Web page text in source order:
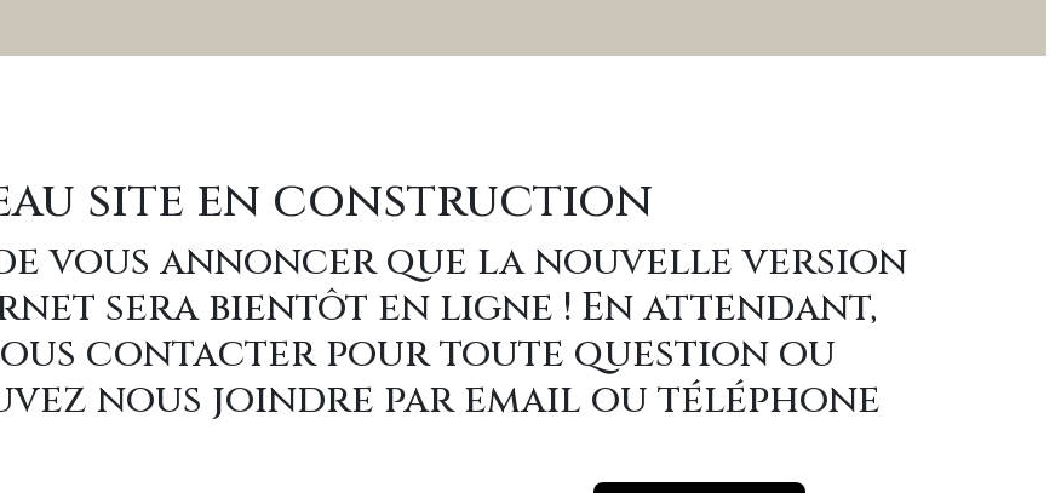
site en construction
de vous annoncer que la nouvelle version
sera bientôt en ligne ! En attendant,
contacter pour toute question ou
nous joindre par email ou téléphone